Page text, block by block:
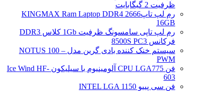
ظرفیت 2 گیگابایت
رم لپ تاپ2666 KINGMAX Ram Laptop DDR4
16GB
رم لپ تاپی سامسونگ ظرفیت 1Gb کلاس DDR3
فرکانس 8500S PC3
سیستم خنک کننده بادی گرین مدل NOTUS 100 –
PWM
فن CPU LGA775 آلومینیوم با سیلیکون Ice Wind HF-
603
فن سی پییو INTEL LGA 1150